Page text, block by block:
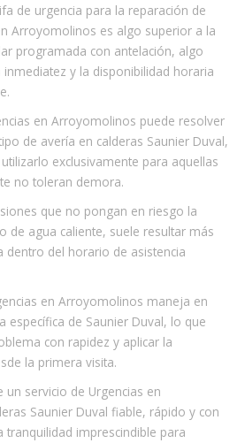
de urgencia para la reparación de
Arroyomolinos es algo superior a la
programada con antelación, algo
y la disponibilidad horaria
en Arroyomolinos puede resolver
de avería en calderas Saunier Duval,
exclusivamente para aquellas
no toleran demora.
que no pongan en riesgo la
de agua caliente, suele resultar más
dentro del horario de asistencia
en Arroyomolinos maneja en
específica de Saunier Duval, lo que
con rapidez y aplicar la
la primera visita.
servicio de Urgencias en
Saunier Duval fiable, rápido y con
imprescindible para